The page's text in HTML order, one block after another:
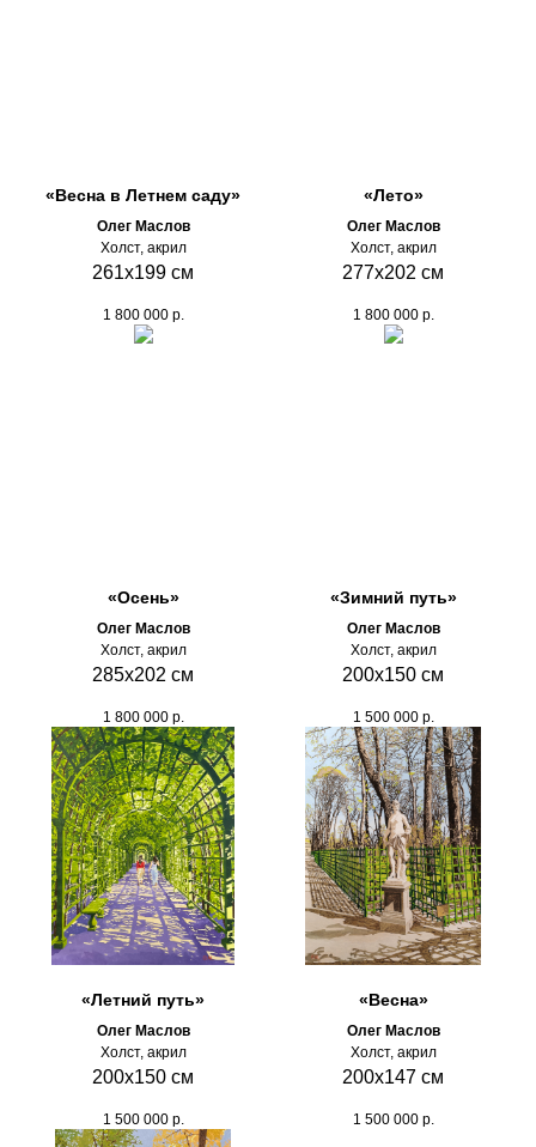
«Весна в Летнем саду»
Олег Маслов
Холст, акрил
261х199 см
1 800 000 р.
«Лето»
Олег Маслов
Холст, акрил
277х202 см
1 800 000 р.
«Осень»
Олег Маслов
Холст, акрил
285х202 см
1 800 000 р.
«Зимний путь»
Олег Маслов
Холст, акрил
200х150 см
1 500 000 р.
«Летний путь»
Олег Маслов
Холст, акрил
200х150 см
1 500 000 р.
«Весна»
Олег Маслов
Холст, акрил
200х147 см
1 500 000 р.